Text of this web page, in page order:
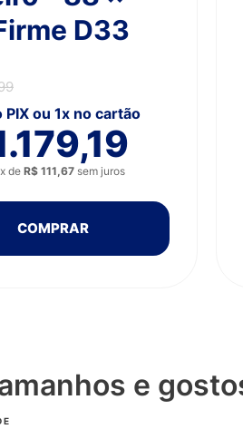
D33
PIX ou 1x no cartão
de R$ 111,67 sem juros
COMPRAR
e